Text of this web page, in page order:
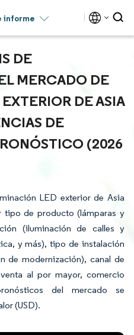
informe
DE
MERCADO DE
DE ASIA
DE
(2026
LED exterior de Asia
tipo de producto (lámparas y
(iluminación de calles y
y más), tipo de instalación
de modernización), canal de
al por mayor, comercio
del mercado se
(USD).